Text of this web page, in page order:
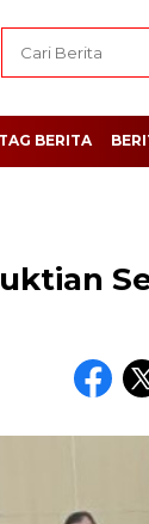
TAG BERITA